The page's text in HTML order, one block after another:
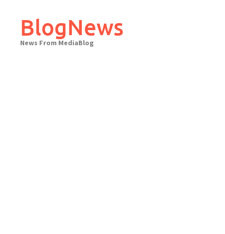
contentBlogNews
News From MediaBlog